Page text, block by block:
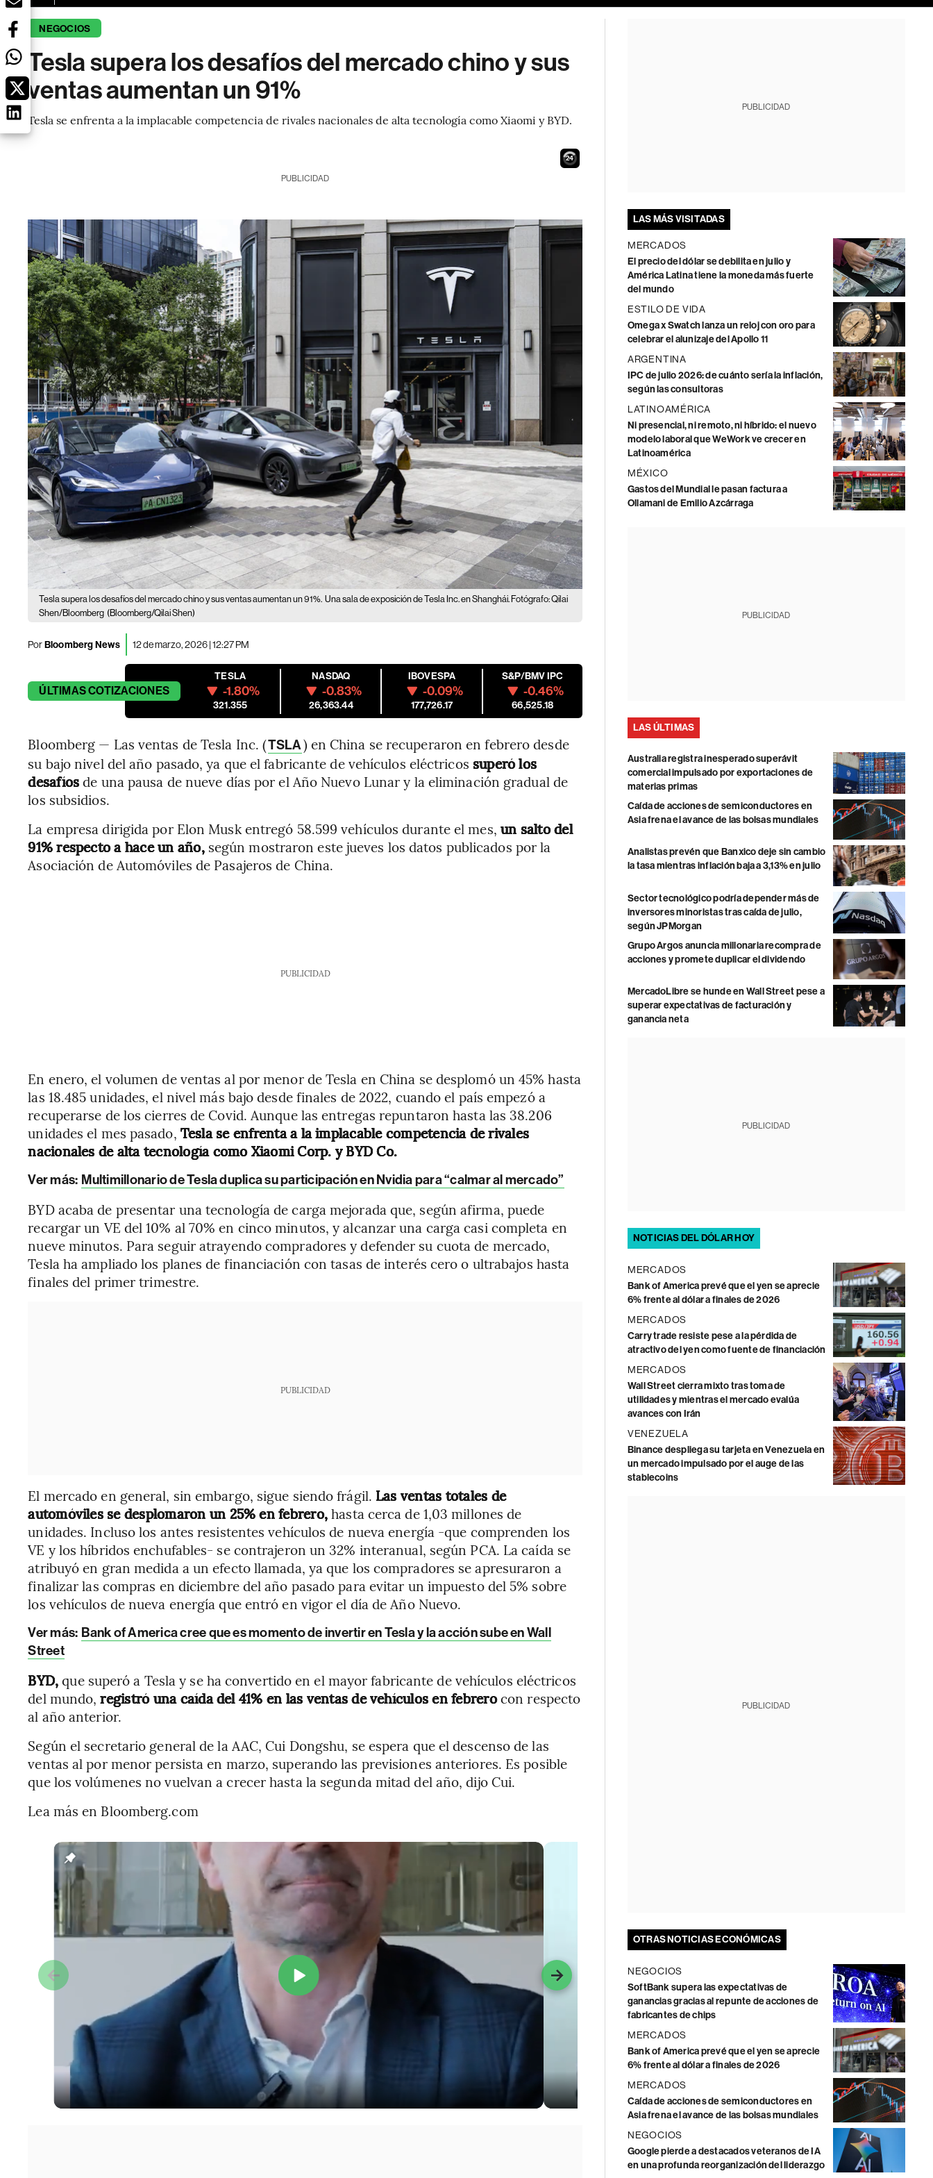
NEGOCIOS
Tesla supera los desafíos del mercado chino y sus
ventas aumentan un 91%
Tesla se enfrenta a la implacable competencia de rivales nacionales de alta tecnología como Xiaomi y BYD.
23
PUBLICIDAD
Tesla supera los desafíos del mercado chino y sus ventas aumentan un 91%. Una sala de exposición de Tesla Inc. en Shanghái. Fotógrafo: Qilai
Shen/Bloomberg (Bloomberg/Qilai Shen)
PorBloomberg News 12 de marzo, 2026 | 12:27 PM
ÚLTIMASCOTIZACIONES
TESLA
-1.80%
321.355
NASDAQ
-0.83%
26,363.44
IBOVESPA
-0.09%
177,726.17
S&P/BMV IPC
-0.46%
66,525.18
Bloomberg — Las ventas de Tesla Inc. (TSLA) en China se recuperaron en febrero desde
su bajo nivel del año pasado, ya que el fabricante de vehículos eléctricos superó los
desafíosde una pausa de nueve días por el Año Nuevo Lunar y la eliminación gradual de
los subsidios.
La empresa dirigida por Elon Musk entregó 58.599 vehículos durante el mes, un salto del
91% respecto a hace un año,según mostraron este jueves los datos publicados por la
Asociación de Automóviles de Pasajeros de China.
PUBLICIDAD
En enero, el volumen de ventas al por menor de Tesla en China se desplomó un 45% hasta
las 18.485 unidades, el nivel más bajo desde finales de 2022, cuando el país empezó a
recuperarse de los cierres de Covid. Aunque las entregas repuntaron hasta las 38.206
unidades el mes pasado, Tesla se enfrenta a la implacable competencia de rivales
nacionales de alta tecnología como Xiaomi Corp. y BYD Co.
Ver más: Multimillonario de Tesla duplica su participación en Nvidia para “calmar al mercado”
BYD acaba de presentar una tecnología de carga mejorada que, según afirma, puede
recargar un VE del 10% al 70% en cinco minutos, y alcanzar una carga casi completa en
nueve minutos. Para seguir atrayendo compradores y defender su cuota de mercado,
Tesla ha ampliado los planes de financiación con tasas de interés cero o ultrabajos hasta
finales del primer trimestre.
PUBLICIDAD
El mercado en general, sin embargo, sigue siendo frágil. Las ventas totales de
automóviles se desplomaron un 25% en febrero,hasta cerca de 1,03 millones de
unidades. Incluso los antes resistentes vehículos de nueva energía -que comprenden los
VE y los híbridos enchufables- se contrajeron un 32% interanual, según PCA. La caída se
atribuyó en gran medida a un efecto llamada, ya que los compradores se apresuraron a
finalizar las compras en diciembre del año pasado para evitar un impuesto del 5% sobre
los vehículos de nueva energía que entró en vigor el día de Año Nuevo.
Ver más: Bank of America cree que es momento de invertir en Tesla y la acción sube en Wall
Street
BYD,que superó a Tesla y se ha convertido en el mayor fabricante de vehículos eléctricos
del mundo,registró una caída del 41% en las ventas de vehículos en febrerocon respecto
al año anterior.
Según el secretario general de la AAC, Cui Dongshu, se espera que el descenso de las
ventas al por menor persista en marzo, superando las previsiones anteriores. Es posible
que los volúmenes no vuelvan a crecer hasta la segunda mitad del año, dijo Cui.
Lea más en Bloomberg.com
PUBLICIDAD
LAS MÁS VISITADAS
MERCADOS
El precio del dólar se debilita en julio y
América Latina tiene la moneda más fuerte
del mundo
ESTILO DE VIDA
Omega x Swatch lanza un reloj con oro para
celebrar el alunizaje del Apollo 11
ARGENTINA
IPC de julio 2026: de cuánto sería la inflación,
según las consultoras
LATINOAMÉRICA
Ni presencial, ni remoto, ni híbrido: el nuevo
modelo laboral que WeWork ve crecer en
Latinoamérica
MÉXICO
Gastos del Mundial le pasan factura a
Ollamani de Emilio Azcárraga
PUBLICIDAD
LAS ÚLTIMAS
Australia registra inesperado superávit
comercial impulsado por exportaciones de
materias primas
Caída de acciones de semiconductores en
Asia frena el avance de las bolsas mundiales
Analistas prevén que Banxico deje sin cambio
la tasa mientras inflación baja a 3,13% en julio
Sector tecnológico podría depender más de
inversores minoristas tras caída de julio,
según JPMorgan
Grupo Argos anuncia millonaria recompra de
acciones y promete duplicar el dividendo
MercadoLibre se hunde en Wall Street pese a
superar expectativas de facturación y
ganancia neta
PUBLICIDAD
NOTICIAS DEL DÓLAR HOY
MERCADOS
Bank of America prevé que el yen se aprecie
6% frente al dólar a finales de 2026
MERCADOS
Carry trade resiste pese a la pérdida de
atractivo del yen como fuente de financiación
MERCADOS
Wall Street cierra mixto tras toma de
utilidades y mientras el mercado evalúa
avances con Irán
VENEZUELA
Binance despliega su tarjeta en Venezuela en
un mercado impulsado por el auge de las
stablecoins
PUBLICIDAD
OTRAS NOTICIAS ECONÓMICAS
NEGOCIOS
SoftBank supera las expectativas de
ganancias gracias al repunte de acciones de
fabricantes de chips
MERCADOS
Bank of America prevé que el yen se aprecie
6% frente al dólar a finales de 2026
MERCADOS
Caída de acciones de semiconductores en
Asia frena el avance de las bolsas mundiales
NEGOCIOS
Google pierde a destacados veteranos de IA
en una profunda reorganización del liderazgo